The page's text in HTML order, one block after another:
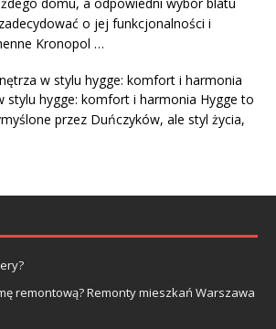
o jej funkcjonalności i
Kronopol …
w stylu hygge: komfort i harmonia
stylu hygge: komfort i harmonia Hygge to
przez Duńczyków, ale styl życia,
remontową? Remonty mieszkań Warszawa